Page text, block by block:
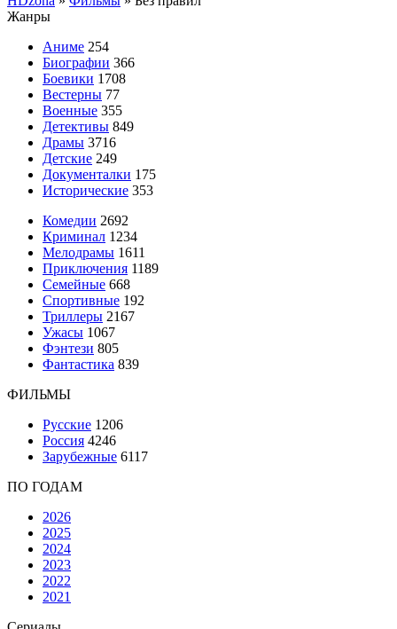
Жанры
Аниме 254
Биографии 366
Боевики 1708
Вестерны 77
Военные 355
Детективы 849
Драмы 3716
Детские 249
Документалки 175
Исторические 353
Комедии 2692
Криминал 1234
Мелодрамы 1611
Приключения 1189
Семейные 668
Спортивные 192
Триллеры 2167
Ужасы 1067
Фэнтези 805
Фантастика 839
ФИЛЬМЫ
Русские 1206
Россия 4246
Зарубежные 6117
ПО ГОДАМ
2026
2025
2024
2023
2022
2021